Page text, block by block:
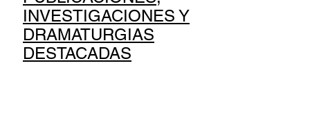
INVESTIGACIONES Y
DRAMATURGIAS
DESTACADAS